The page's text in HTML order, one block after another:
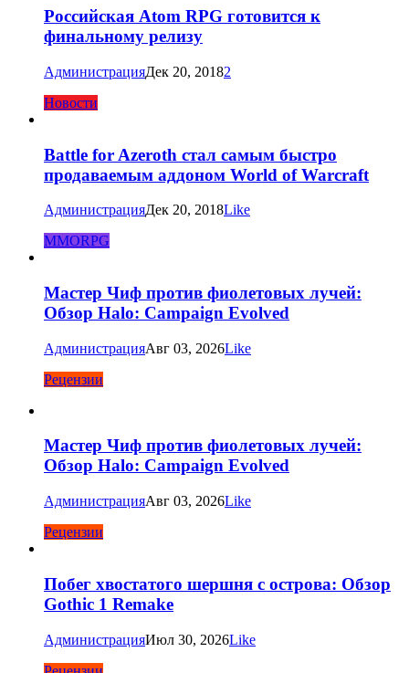
Российская Atom RPG готовится к
финальному релизу
АдминистрацияДек 20, 20182
Новости
Battle for Azeroth стал самым быстро
продаваемым аддоном World of Warcraft
АдминистрацияДек 20, 2018Like
MMORPG
Мастер Чиф против фиолетовых лучей:
Обзор Halo: Campaign Evolved
АдминистрацияАвг 03, 2026Like
Рецензии
Мастер Чиф против фиолетовых лучей:
Обзор Halo: Campaign Evolved
АдминистрацияАвг 03, 2026Like
Рецензии
Побег хвостатого шершня с острова: Обзор
Gothic 1 Remake
АдминистрацияИюл 30, 2026Like